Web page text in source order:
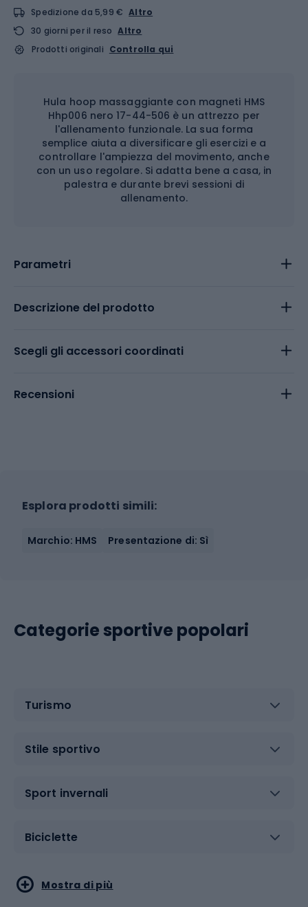
Spedizione da 5,99 € Altro
30 giorni per il reso Altro
Prodotti originali Controlla qui
Hula hoop massaggiante con magneti HMS
Hhp006 nero 17-44-506 è un attrezzo per
l'allenamento funzionale. La sua forma
semplice aiuta a diversificare gli esercizi e a
controllare l'ampiezza del movimento, anche
con un uso regolare. Si adatta bene a casa, in
palestra e durante brevi sessioni di
allenamento.
Parametri
Descrizione del prodotto
Scegli gli accessori coordinati
Recensioni
Esplora prodotti simili:
Marchio: HMS Presentazione di: Sì
Categorie sportive popolari
Turismo
Stile sportivo
Sport invernali
Biciclette
Sport acquatici
Sport di arti marziali
Mostra di più